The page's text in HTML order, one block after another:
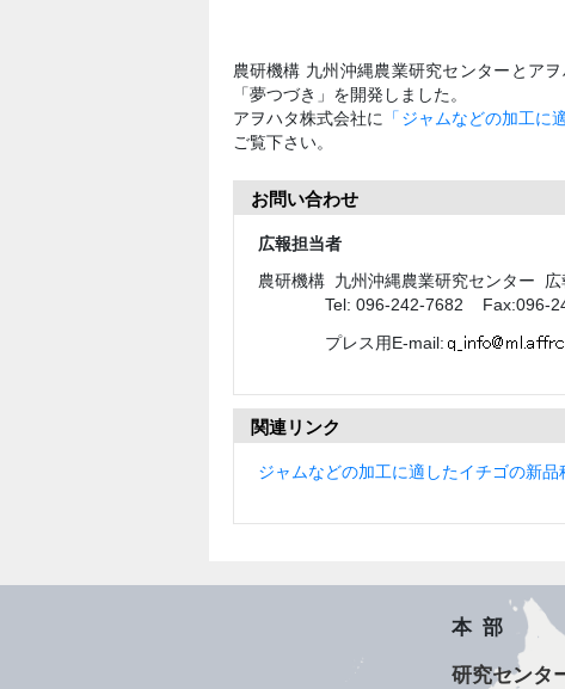
農研機構 九州沖縄農業研究センターとア
「夢つづき」を開発しました。
アヲハタ株式会社に
「ジャムなどの加工
ご覧下さい。
お問い合わせ
広報担当者
農研機構 九州沖縄農業研究センター
Tel: 096-242-7682 Fax:096-
プレス用E-mail:
関連リンク
ジャムなどの加工に適したイチゴの新
本部
研究センタ